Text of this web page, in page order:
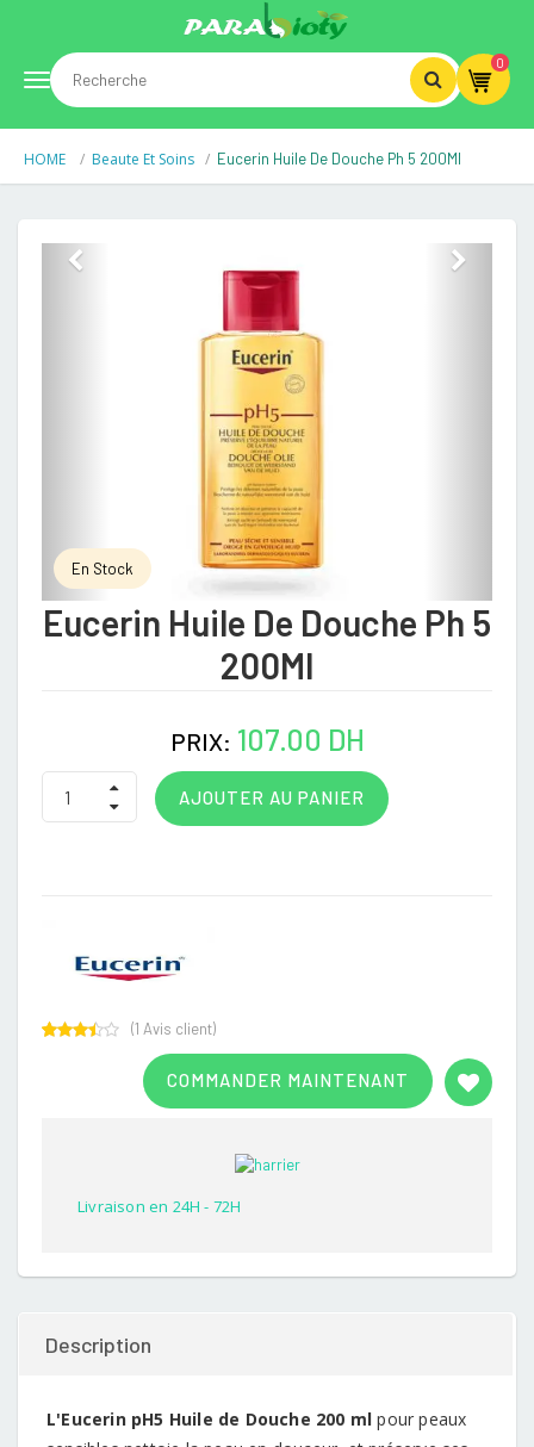
Toggle
navigation
0
HOME Beaute Et Soins Eucerin Huile De Douche Ph 5 200Ml
En Stock
Eucerin Huile De Douche Ph 5
200Ml
PRIX: 107.00 DH
AJOUTER AU PANIER
COMMANDER MAINTENANT
(1 Avis client)
Livraison en 24H - 72H
Description
L'Eucerin pH5 Huile de Douche 200 mlpour peaux